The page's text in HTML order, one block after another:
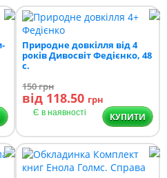
Природне довкілля від 4
років Дивосвіт Федієнко, 48
с.
150грн
від 118.50 грн
Є в наявності КУПИТИ